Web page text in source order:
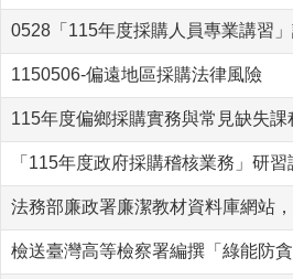
0528「115年度採購人員專業講習
1150506-偏遠地區採購法律風險
115年度偏鄉採購實務與常見缺失
「115年度政府採購稽核業務」研
法務部廉政署廉潔教材資料庫網站
檢送臺灣高等檢察署編撰「綠能防